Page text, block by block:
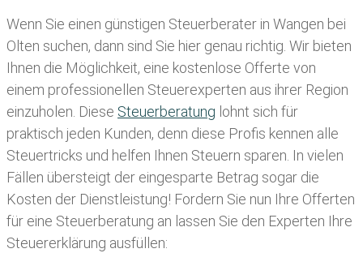
Wenn Sie einen günstigen Steuerberater in Wangen bei
Olten suchen, dann sind Sie hier genau richtig. Wir bieten
Ihnen die Möglichkeit, eine kostenlose Offerte von
einem professionellen Steuerexperten aus ihrer Region
einzuholen. Diese Steuerberatung lohnt sich für
praktisch jeden Kunden, denn diese Profis kennen alle
Steuertricks und helfen Ihnen Steuern sparen. In vielen
Fällen übersteigt der eingesparte Betrag sogar die
Kosten der Dienstleistung! Fordern Sie nun Ihre Offerten
für eine Steuerberatung an lassen Sie den Experten Ihre
Steuererklärung ausfüllen: